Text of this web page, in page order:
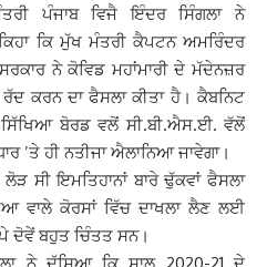
ਪੰਜਾਬ ਵਿਜੈ ਇੰਦਰ ਸਿੰਗਲਾ ਨੇ
ਕਿ ਮੁੱਖ ਮੰਤਰੀ ਕੈਪਟਨ ਅਮਰਿੰਦਰ
ਨੇ ਕੋਵਿਡ ਮਹਾਂਮਾਰੀ ਦੇ ਮੱਦੇਨਜ਼ਰ
ਕਰਨ ਦਾ ਫੈਸਲਾ ਕੀਤਾ ਹੈ। ਕੈਬਨਿਟ
ਸਿੱਖਿਆ ਬੋਰਡ ਵਲੋਂ ਸੀ.ਬੀ.ਐਸ.ਈ. ਵੱਲੋਂ
’ਤੇ ਹੀ ਨਤੀਜਾ ਐਲਾਨਿਆ ਜਾਵੇਗਾ।
ਸੀ ਇਮਤਿਹਾਨਾਂ ਬਾਰੇ ਢੁੱਕਵਾਂ ਫੈਸਲਾ
ਵਾਲੇ ਕੋਰਸਾਂ ਵਿੱਚ ਦਾਖਲਾ ਲੈਣ ਲਈ
ਦੋਵੇਂ ਬਹੁਤ ਚਿੰਤਤ ਸਨ।